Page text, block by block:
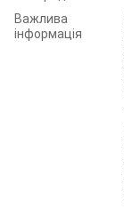
Важлива
інформація